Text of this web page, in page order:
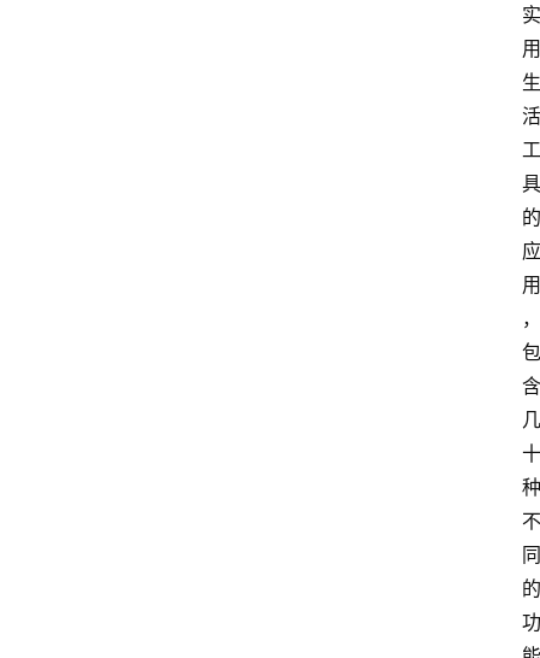
实
用
生
活
工
具
的
应
用
，
包
含
几
十
种
不
同
的
功